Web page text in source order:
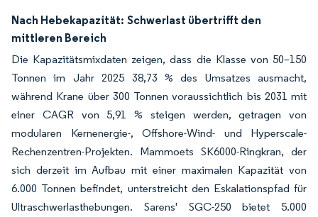
Nach Hebekapazität: Schwerlast übertrifft den
mittleren Bereich
Die Kapazitätsmixdaten zeigen, dass die Klasse von 50–150
Tonnen im Jahr 2025 38,73 % des Umsatzes ausmacht,
während Krane über 300 Tonnen voraussichtlich bis 2031 mit
einer CAGR von 5,91 % steigen werden, getragen von
modularen Kernenergie-, Offshore-Wind- und Hyperscale-
Rechenzentren-Projekten. Mammoets SK6000-Ringkran, der
sich derzeit im Aufbau mit einer maximalen Kapazität von
6.000 Tonnen befindet, unterstreicht den Eskalationspfad für
Ultraschwerlasthebungen. Sarens' SGC-250 bietet 5.000